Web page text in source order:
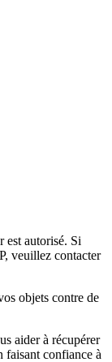
est autorisé. Si
veuillez contacter
objets contre de
aider à récupérer
faisant confiance à